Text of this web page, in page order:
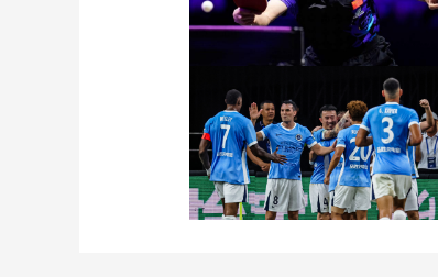
[图]向鹏3-1西多伦科 晋级
WTT横滨冠军赛16强